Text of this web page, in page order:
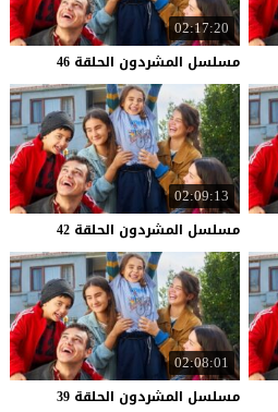
02:17:20
مسلسل المشردون الحلقة 46
02:09:13
مسلسل المشردون الحلقة 42
02:08:01
مسلسل المشردون الحلقة 39